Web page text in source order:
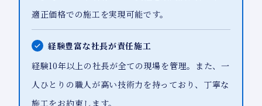
適正価格での施工を実現可能です。
経験豊富な社長が責任施工
経験10年以上の社長が全ての現場を管理。また、一
人ひとりの職人が高い技術力を持っており、丁寧な
施工をお約束します。